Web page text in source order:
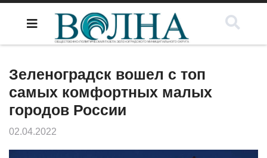
Зеленоградск вошел с топ
самых комфортных малых
городов России
02.04.2022